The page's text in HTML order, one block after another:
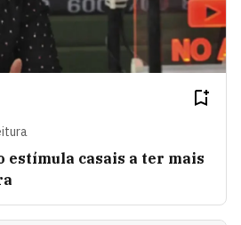
estímula casais a ter mais